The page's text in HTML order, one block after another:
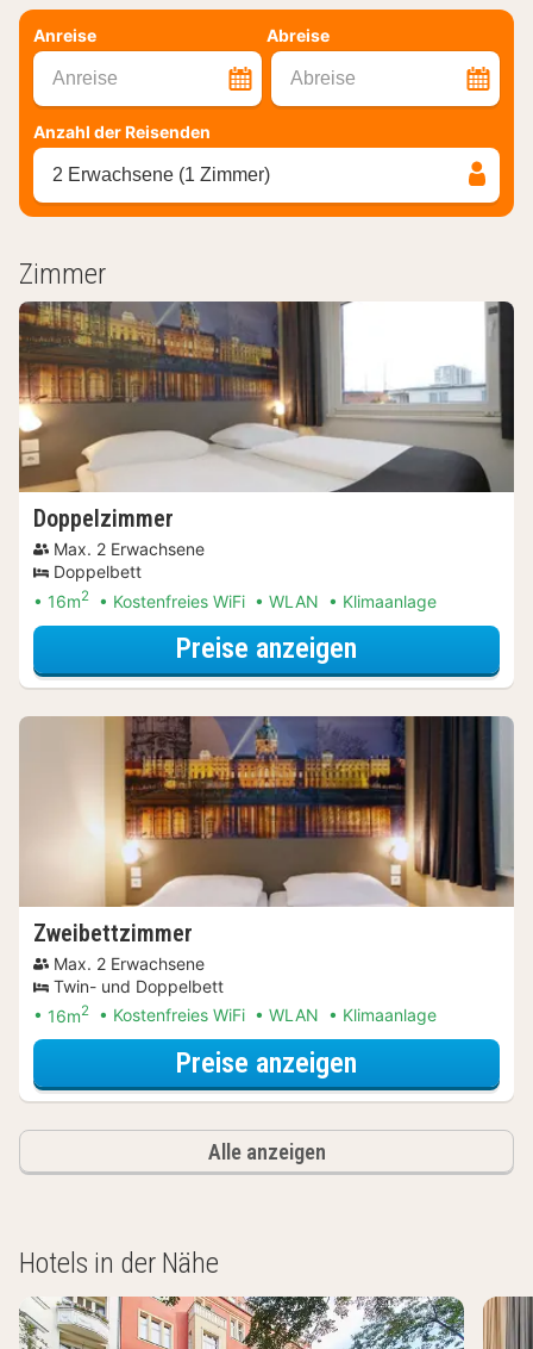
Anreise Abreise
Anreise Abreise
Anzahl der Reisenden
2 Erwachsene (1 Zimmer)
Zimmer
Doppelzimmer
Max. 2 Erwachsene
Doppelbett
16m2 Kostenfreies WiFi WLAN Klimaanlage
Preise anzeigen
Zweibettzimmer
Max. 2 Erwachsene
Twin- und Doppelbett
16m2 Kostenfreies WiFi WLAN Klimaanlage
Preise anzeigen
Alle anzeigen
Hotels in der Nähe